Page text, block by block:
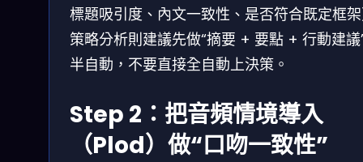
標題吸引度、內文一致性、是否符合既定框
策略分析則建議先做“摘要 + 要點 + 行動建議
半自動，不要直接全自動上決策。
Step 2：把音頻情境導入
（Plod）做“口吻一致性”